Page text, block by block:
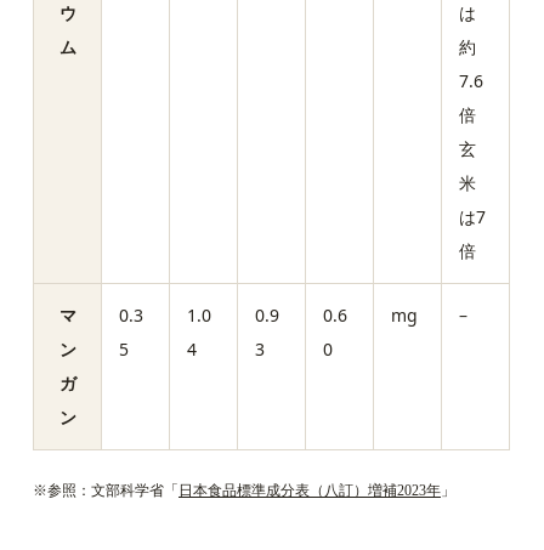
ウ
ム
は
約
7.6
倍
玄
米
は7
倍
マ
ン
ガ
ン
0.3
5
1.0
4
0.9
3
0.6
0
mg –
※参照：文部科学省「 日本食品標準成分表（八訂）増補2023年 」